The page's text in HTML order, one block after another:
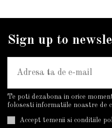
Sign up to
Te poti dezabona in orice
folosesti informatiile noastre de
Accept temenii si conditiile